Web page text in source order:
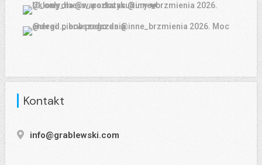
Kontakt
info@grablewski.com